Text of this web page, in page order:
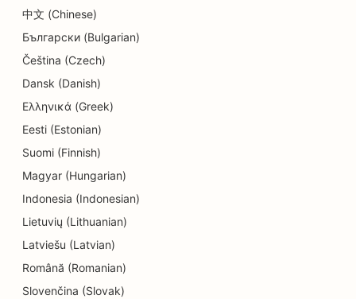
SEO για καταστήματα Donut
SEO για υπηρεσίες εκπαίδευσης και παιδικής
φροντίδας
SEO για ηλεκτρολόγους
SEO για καταστήματα ηλεκτρονικών ειδών
SEO για ενδοδοντολόγους
SEO για ψυχαγωγία &amp; αναψυχή
EO για εθνοτικά εστιατόρια
中文 (Chinese)
Български (Bulgarian)
Čeština (Czech)
Dansk (Danish)
Ελληνικά (Greek)
Eesti (Estonian)
Suomi (Finnish)
Magyar (Hungarian)
Indonesia (Indonesian)
Lietuvių (Lithuanian)
Latviešu (Latvian)
Română (Romanian)
Slovenčina (Slovak)